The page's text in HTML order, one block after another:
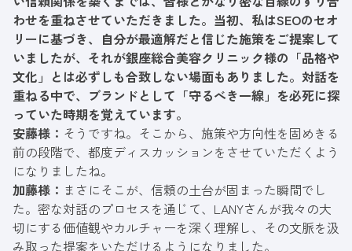
わせを重ねさせていただきました。当初、私はSEOのセオ
リーに基づき、自分が最適解だと信じた施策をご提案して
いましたが、それが銀座総合美容クリニック様の「品格や
文化」とは必ずしも合致しない場面もありました。対話を
重ねる中で、ブランドとして「守るべき一線」を必死に探
っていた時期を覚えています。
安藤様： そうですね。そこから、施策や方向性を固めきる
前の段階で、都度ディスカッションをさせていただくよう
になりましたね。
加藤様： まさにそこが、信頼の土台が固まった瞬間でし
た。密な対話のプロセスを通じて、LANYさんが我々の大
切にする価値観やカルチャーを深く理解し、その文脈を汲
み取った提案をいただけるようになりました。